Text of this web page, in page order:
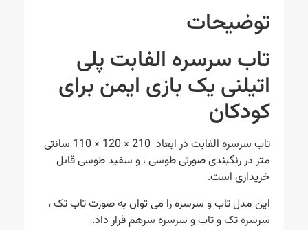
توضیحات
تاب سرسره الفابت پلی
اتیلنی یک بازی ایمن برای
کودکان
تاب سرسره الفابت در ابعاد 210 × 120 × 110 سانتی
متر در رنگبندی صورتی طوسی ، و سفید طوسی قابل
خریداری است.
این مدل تاب و سرسره را می توان به صورت تاب تک ،
سرسره تک و تاب و سرسره سرهم قرار داد.